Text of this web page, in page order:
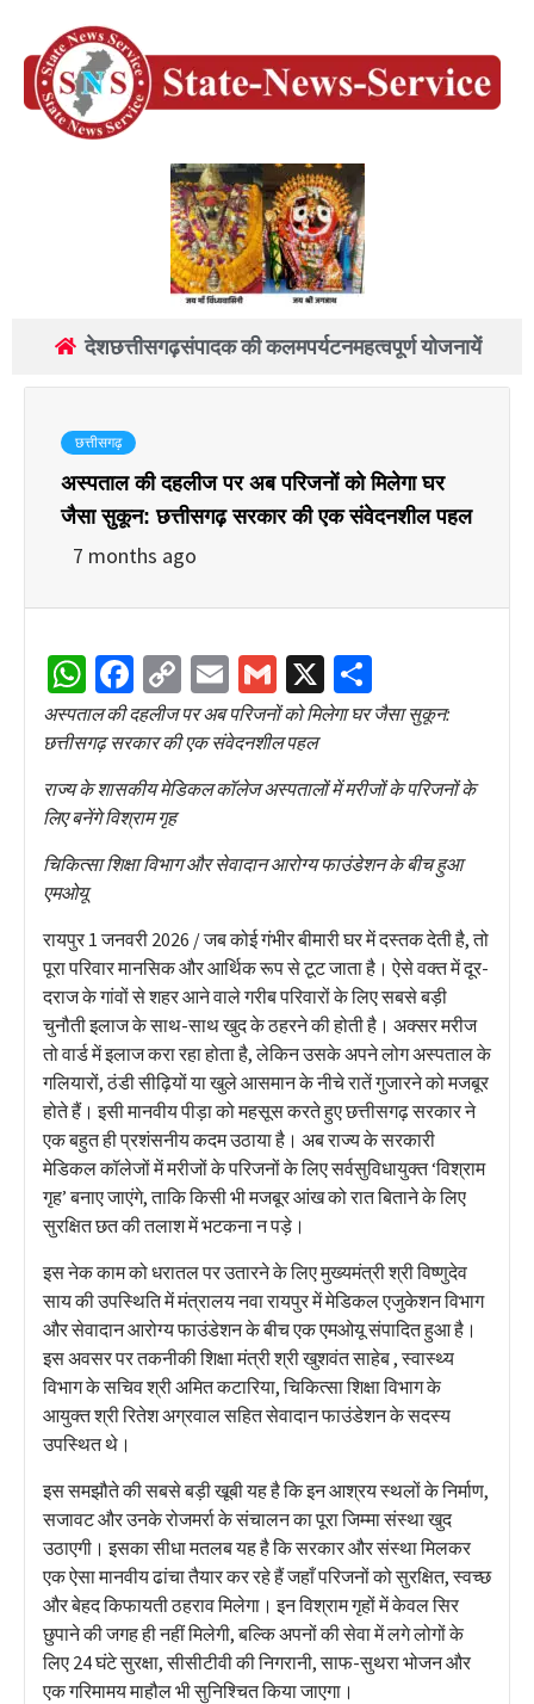
देशछत्तीसगढ़संपादक की कलमपर्यटनमहत्वपूर्ण योजनायें
छत्तीसगढ़
अस्पताल की दहलीज पर अब परिजनों को मिलेगा घर
जैसा सुकून: छत्तीसगढ़ सरकार की एक संवेदनशील पहल
7 months ago
WhatsApp
Facebook
Copy
Link
EmailGmail
X
अस्पताल की दहलीज पर अब परिजनों को मिलेगा घर जैसा सुकून:
छत्तीसगढ़ सरकार की एक संवेदनशील पहल
राज्य के शासकीय मेडिकल कॉलेज अस्पतालों में मरीजों के परिजनों के
लिए बनेंगे विश्राम गृह
चिकित्सा शिक्षा विभाग और सेवादान आरोग्य फाउंडेशन के बीच हुआ
एमओयू
रायपुर 1 जनवरी 2026 / जब कोई गंभीर बीमारी घर में दस्तक देती है, तो
पूरा परिवार मानसिक और आर्थिक रूप से टूट जाता है। ऐसे वक्त में दूर-
दराज के गांवों से शहर आने वाले गरीब परिवारों के लिए सबसे बड़ी
चुनौती इलाज के साथ-साथ खुद के ठहरने की होती है। अक्सर मरीज
तो वार्ड में इलाज करा रहा होता है, लेकिन उसके अपने लोग अस्पताल के
गलियारों, ठंडी सीढ़ियों या खुले आसमान के नीचे रातें गुजारने को मजबूर
होते हैं। इसी मानवीय पीड़ा को महसूस करते हुए छत्तीसगढ़ सरकार ने
एक बहुत ही प्रशंसनीय कदम उठाया है। अब राज्य के सरकारी
मेडिकल कॉलेजों में मरीजों के परिजनों के लिए सर्वसुविधायुक्त ‘विश्राम
गृह’ बनाए जाएंगे, ताकि किसी भी मजबूर आंख को रात बिताने के लिए
सुरक्षित छत की तलाश में भटकना न पड़े।
इस नेक काम को धरातल पर उतारने के लिए मुख्यमंत्री श्री विष्णुदेव
साय की उपस्थिति में मंत्रालय नवा रायपुर में मेडिकल एजुकेशन विभाग
और सेवादान आरोग्य फाउंडेशन के बीच एक एमओयू संपादित हुआ है।
इस अवसर पर तकनीकी शिक्षा मंत्री श्री खुशवंत साहेब , स्वास्थ्य
विभाग के सचिव श्री अमित कटारिया, चिकित्सा शिक्षा विभाग के
आयुक्त श्री रितेश अग्रवाल सहित सेवादान फाउंडेशन के सदस्य
उपस्थित थे।
इस समझौते की सबसे बड़ी खूबी यह है कि इन आश्रय स्थलों के निर्माण,
सजावट और उनके रोजमर्रा के संचालन का पूरा जिम्मा संस्था खुद
उठाएगी। इसका सीधा मतलब यह है कि सरकार और संस्था मिलकर
एक ऐसा मानवीय ढांचा तैयार कर रहे हैं जहाँ परिजनों को सुरक्षित, स्वच्छ
और बेहद किफायती ठहराव मिलेगा। इन विश्राम गृहों में केवल सिर
छुपाने की जगह ही नहीं मिलेगी, बल्कि अपनों की सेवा में लगे लोगों के
लिए 24 घंटे सुरक्षा, सीसीटीवी की निगरानी, साफ-सुथरा भोजन और
एक गरिमामय माहौल भी सुनिश्चित किया जाएगा।